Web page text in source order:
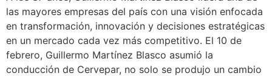
las mayores empresas del país con una visión enfocada
en transformación, innovación y decisiones estratégicas
en un mercado cada vez más competitivo. El 10 de
febrero, Guillermo Martínez Blasco asumió la
conducción de Cervepar, no solo se produjo un cambio